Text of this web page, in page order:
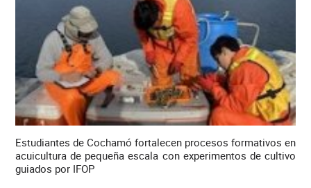
Estudiantes de Cochamó fortalecen procesos formativos en
acuicultura de pequeña escala con experimentos de cultivo
guiados por IFOP